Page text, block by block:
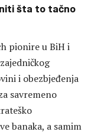
šta to tačno
pionire u BiH i
i obezbjeđenja
savremeno
banaka, a samim